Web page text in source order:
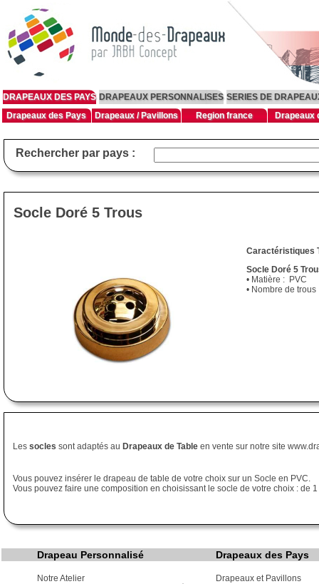
DRAPEAUX DES PAYS DRAPEAUX PERSONNALISES SERIES DE
Drapeaux des Pays
Drapeaux / Pavillons Region france Drapeaux
Rechercher par pays :
Socle Doré 5 Trous
Caractéristiques
Socle Doré 5
• Matière : PVC
• Nombre de trous
Les socles sont adaptés au Drapeaux de Tableen vente sur notre site
Vous pouvez insérer le drapeau de table de votre choix sur un Socle en PVC.
Vous pouvez faire une composition en choisissant le socle de votre choix : de 1
Drapeau Personnalisé Drapeaux des Pays
Notre Atelier
Drapeaux et Pavillons